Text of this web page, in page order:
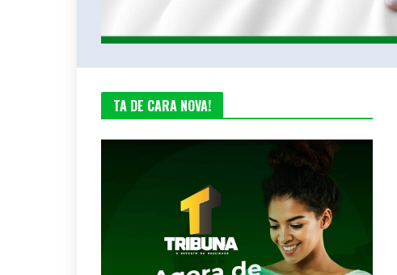
TA DE CARA NOVA!